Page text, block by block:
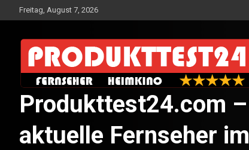
to
Freitag, August 7, 2026
Produkttest24.com –
aktuelle Fernseher im